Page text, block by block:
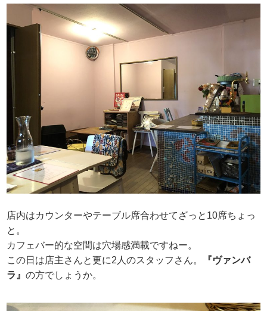
店内はカウンターやテーブル席合わせてざっと10席ちょっ
と。
カフェバー的な空間は穴場感満載ですねー。
この日は店主さんと更に2人のスタッフさん。
『ヴァンバ
ラ』の方でしょうか。